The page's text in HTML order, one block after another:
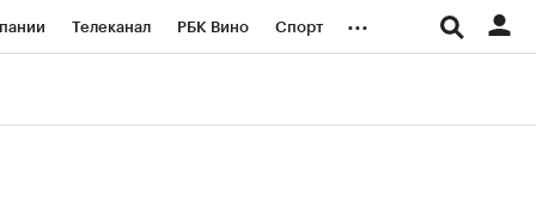
Телеканал РБК Вино Спорт ...